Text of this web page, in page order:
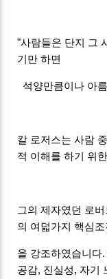
"사람들은 단지 그
기만 하면
석양만큼이나 아
칼 로저스는 사람
적 이해를 하기 위
그의 제자였던 로
의 여덟가지 핵심
을 강조하였습니다
공감, 진실성, 자기